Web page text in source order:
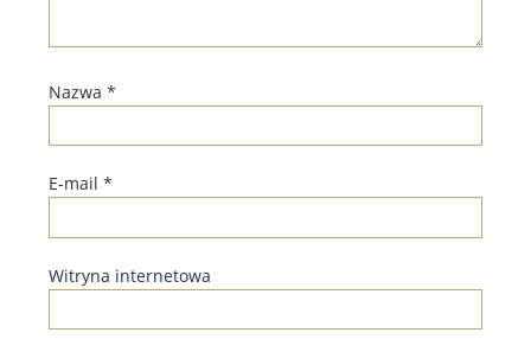
Nazwa *
E-mail *
Witryna internetowa